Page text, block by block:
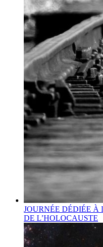
JOURNÉE DÉDIÉE À
DE L’HOLOCAUSTE